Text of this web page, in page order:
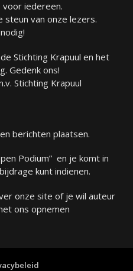
voor iedereen.
steun van onze lezers.
Stichting Krapuul en het
Gedenk ons!
Stichting Krapuul
berichten plaatsen.
Podium” en je komt in
kunt indienen.
onze site of je wil auteur
ons opnemen